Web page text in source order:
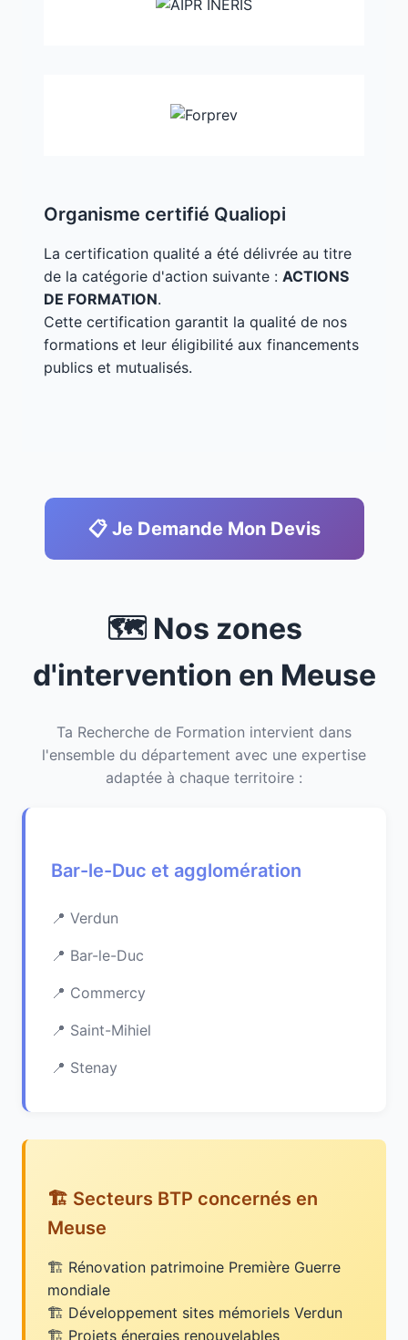
Organisme certifié Qualiopi
La certification qualité a été délivrée au titre
de la catégorie d'action suivante : ACTIONS
DE FORMATION.
Cette certification garantit la qualité de nos
formations et leur éligibilité aux financements
publics et mutualisés.
📋 Je Demande Mon Devis
🗺️ Nos zones
d'intervention en Meuse
Ta Recherche de Formation intervient dans
l'ensemble du département avec une expertise
adaptée à chaque territoire :
Bar-le-Duc et agglomération
Verdun
Bar-le-Duc
Commercy
Saint-Mihiel
Stenay
🏗️ Secteurs BTP concernés en
Meuse
Rénovation patrimoine Première Guerre
mondiale
Développement sites mémoriels Verdun
Projets énergies renouvelables